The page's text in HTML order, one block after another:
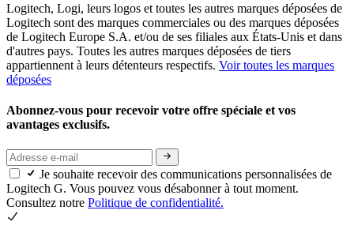
Logitech, Logi, leurs logos et toutes les autres marques déposées de
Logitech sont des marques commerciales ou des marques déposées
de Logitech Europe S.A. et/ou de ses filiales aux États-Unis et dans
d'autres pays. Toutes les autres marques déposées de tiers
appartiennent à leurs détenteurs respectifs. Voir toutes les marques
déposées
Abonnez-vous pour recevoir votre offre spéciale et vos
avantages exclusifs.
Je souhaite recevoir des communications personnalisées de
Logitech G. Vous pouvez vous désabonner à tout moment.
Consultez notre Politique de confidentialité.